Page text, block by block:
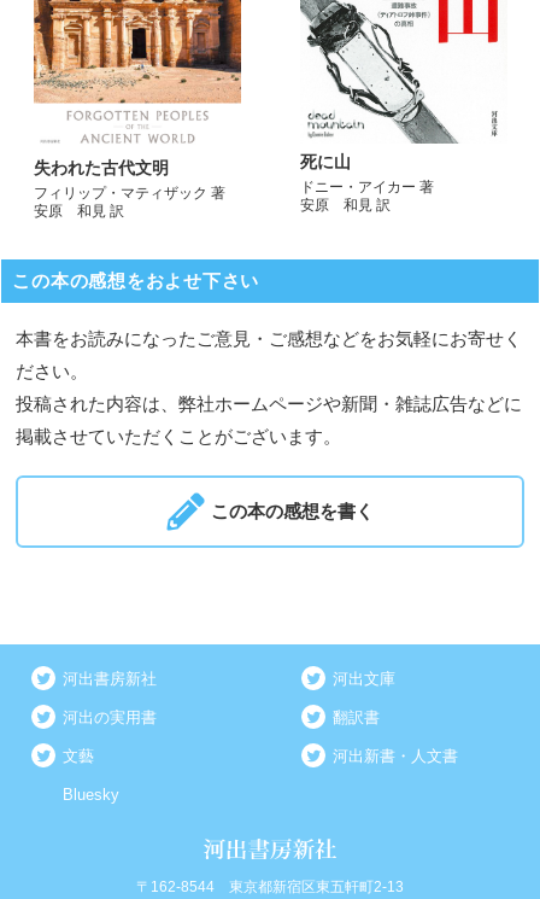
失われた古代文明
フィリップ・マティザック 著
安原 和見 訳
死に山
ドニー・アイカー 著
安原 和見 訳
この本の感想をおよせ下さい
本書をお読みになったご意見・ご感想などをお気軽にお寄せく
ださい。
投稿された内容は、弊社ホームページや新聞・雑誌広告などに
掲載させていただくことがございます。
この本の感想を書く
河出書房新社 河出文庫
河出の実用書 翻訳書
文藝 河出新書・人文書
Bluesky
〒162-8544 東京都新宿区東五軒町2-13